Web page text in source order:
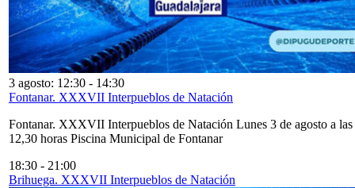
3 agosto: 12:30 - 14:30
Fontanar. XXXVII Interpueblos de Natación
Fontanar. XXXVII Interpueblos de Natación Lunes 3 de agosto a las
12,30 horas Piscina Municipal de Fontanar
18:30 - 21:00
Brihuega. XXXVII Interpueblos de Natación